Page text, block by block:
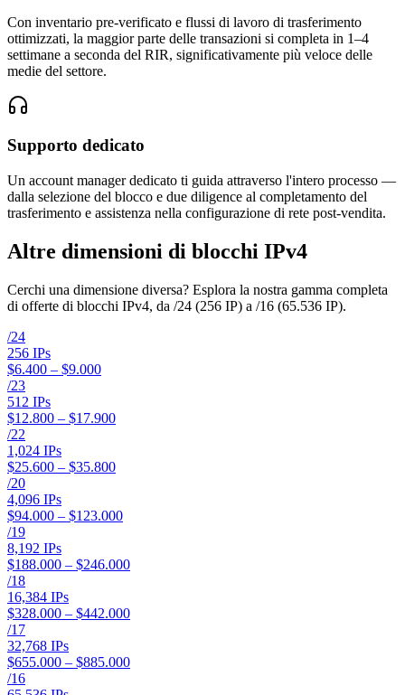
Con inventario pre-verificato e flussi di lavoro di trasferimento
ottimizzati, la maggior parte delle transazioni si completa in 1–4
settimane a seconda del RIR, significativamente più veloce delle
medie del settore.
Supporto dedicato
Un account manager dedicato ti guida attraverso l'intero processo —
dalla selezione del blocco e due diligence al completamento del
trasferimento e assistenza nella configurazione di rete post-vendita.
Altre dimensioni di blocchi IPv4
Cerchi una dimensione diversa? Esplora la nostra gamma completa
di offerte di blocchi IPv4, da /24 (256 IP) a /16 (65.536 IP).
/24
256 IPs
$6.400 – $9.000
/23
512 IPs
$12.800 – $17.900
/22
1,024 IPs
$25.600 – $35.800
/20
4,096 IPs
$94.000 – $123.000
/19
8,192 IPs
$188.000 – $246.000
/18
16,384 IPs
$328.000 – $442.000
/17
32,768 IPs
$655.000 – $885.000
/16